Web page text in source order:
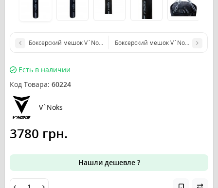
Боксерский мешок V`Noks Optima Black 1.5 м, 50-60 кг
Боксерский мешок V`Noks Gel
Есть в наличии
Код Товара: 60224
V`Noks
3780 грн.
Нашли дешевле ?